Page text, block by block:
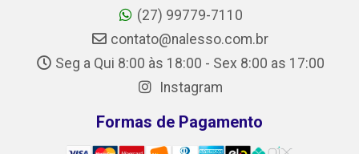
(27) 99779-7110
contato@nalesso.com.br
Seg a Qui 8:00 às 18:00 - Sex 8:00 as 17:00
Instagram
Formas de Pagamento